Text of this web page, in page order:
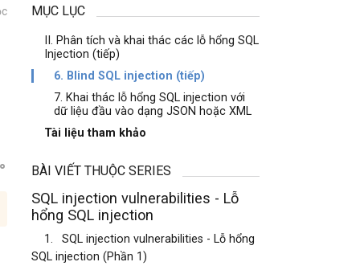
MỤC LỤC
II. Phân tích và khai thác các lỗ hổng SQL
Injection (tiếp)
6. Blind SQL injection (tiếp)
7. Khai thác lỗ hổng SQL injection với
dữ liệu đầu vào dạng JSON hoặc XML
Tài liệu tham khảo
BÀI VIẾT THUỘC SERIES
SQL injection vulnerabilities - Lỗ
hổng SQL injection
1.
SQL injection vulnerabilities - Lỗ hổng
SQL injection (Phần 1)